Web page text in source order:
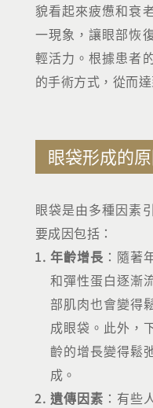
貌看起來疲憊和衰
一現象，讓眼部恢
輕活力。根據患者
的手術方式，從而
眼袋形成的
眼袋是由多種因素
要成因包括：
年齡增長 ：隨著
和彈性蛋白逐漸
部肌肉也會變得
成眼袋。此外，
齡的增長變得鬆
成。
遺傳因素 ：有些